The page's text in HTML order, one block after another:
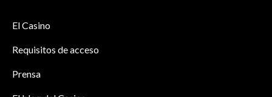
El Casino
Requisitos de acceso
Prensa